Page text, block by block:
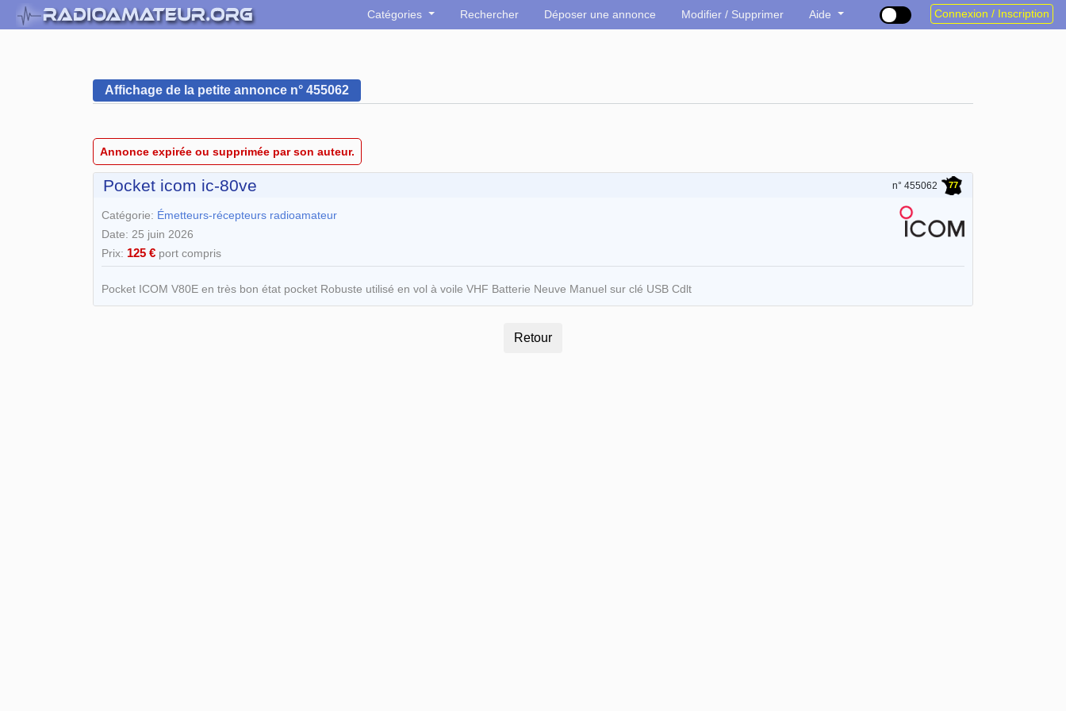
Catégories Rechercher Déposer une annonce Modifier / Supprimer Aide Connexion / Inscription
Affichage de la petite annonce n° 455062
Annonce expirée ou supprimée par son auteur.
Pocket icom ic-80ve n° 455062 77
Catégorie: Émetteurs-récepteurs radioamateur
Date: 25 juin 2026
Prix: 125 € port compris
Pocket ICOM V80E en très bon état pocket Robuste utilisé en vol à voile VHF Batterie Neuve Manuel sur clé USB Cdlt